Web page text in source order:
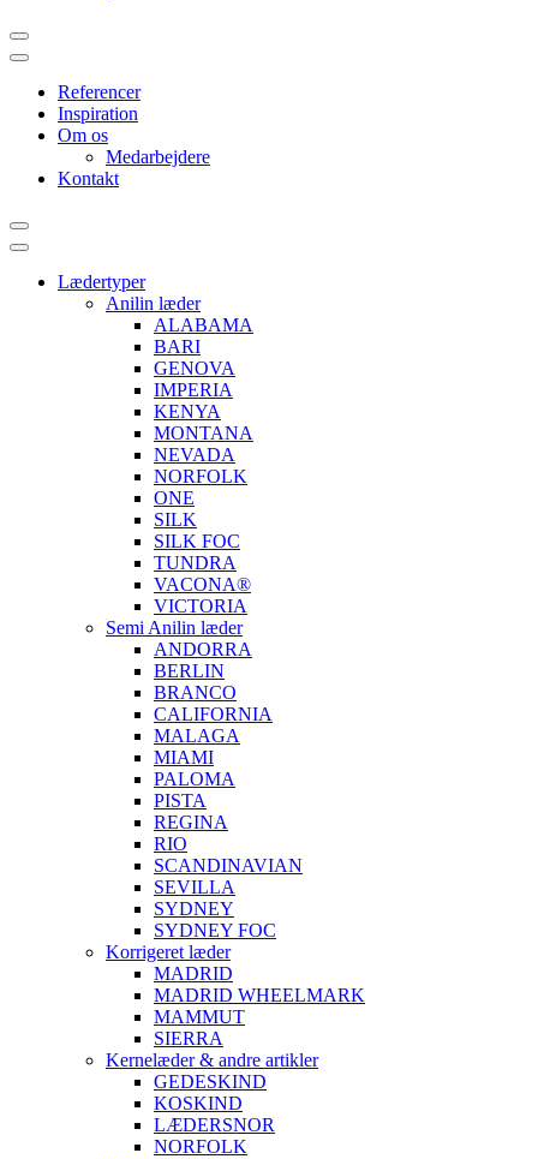
Referencer
Inspiration
Om os
Medarbejdere
Kontakt
Lædertyper
Anilin læder
ALABAMA
BARI
GENOVA
IMPERIA
KENYA
MONTANA
NEVADA
NORFOLK
ONE
SILK
SILK FOC
TUNDRA
VACONA®
VICTORIA
Semi Anilin læder
ANDORRA
BERLIN
BRANCO
CALIFORNIA
MALAGA
MIAMI
PALOMA
PISTA
REGINA
RIO
SCANDINAVIAN
SEVILLA
SYDNEY
SYDNEY FOC
Korrigeret læder
MADRID
MADRID WHEELMARK
MAMMUT
SIERRA
Kernelæder & andre artikler
GEDESKIND
KOSKIND
LÆDERSNOR
NORFOLK